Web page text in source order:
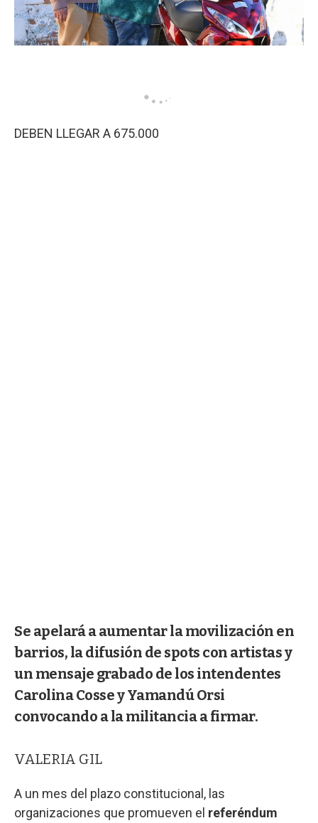
DEBEN LLEGAR A 675.000
Se apelará a aumentar la movilización en
barrios, la difusión de spots con artistas y
un mensaje grabado de los intendentes
Carolina Cosse y Yamandú Orsi
convocando a la militancia a firmar.
VALERIA GIL
A un mes del plazo constitucional, las
organizaciones que promueven el referéndum